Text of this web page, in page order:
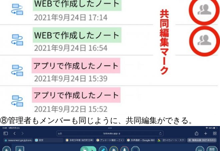
⑧管理者もメンバーも同じように、共同編集ができる。